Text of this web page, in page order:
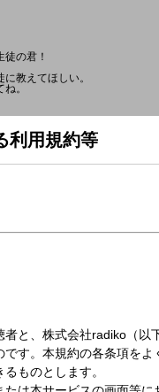
の君！
教えてほしい。
。
!
利用規約等